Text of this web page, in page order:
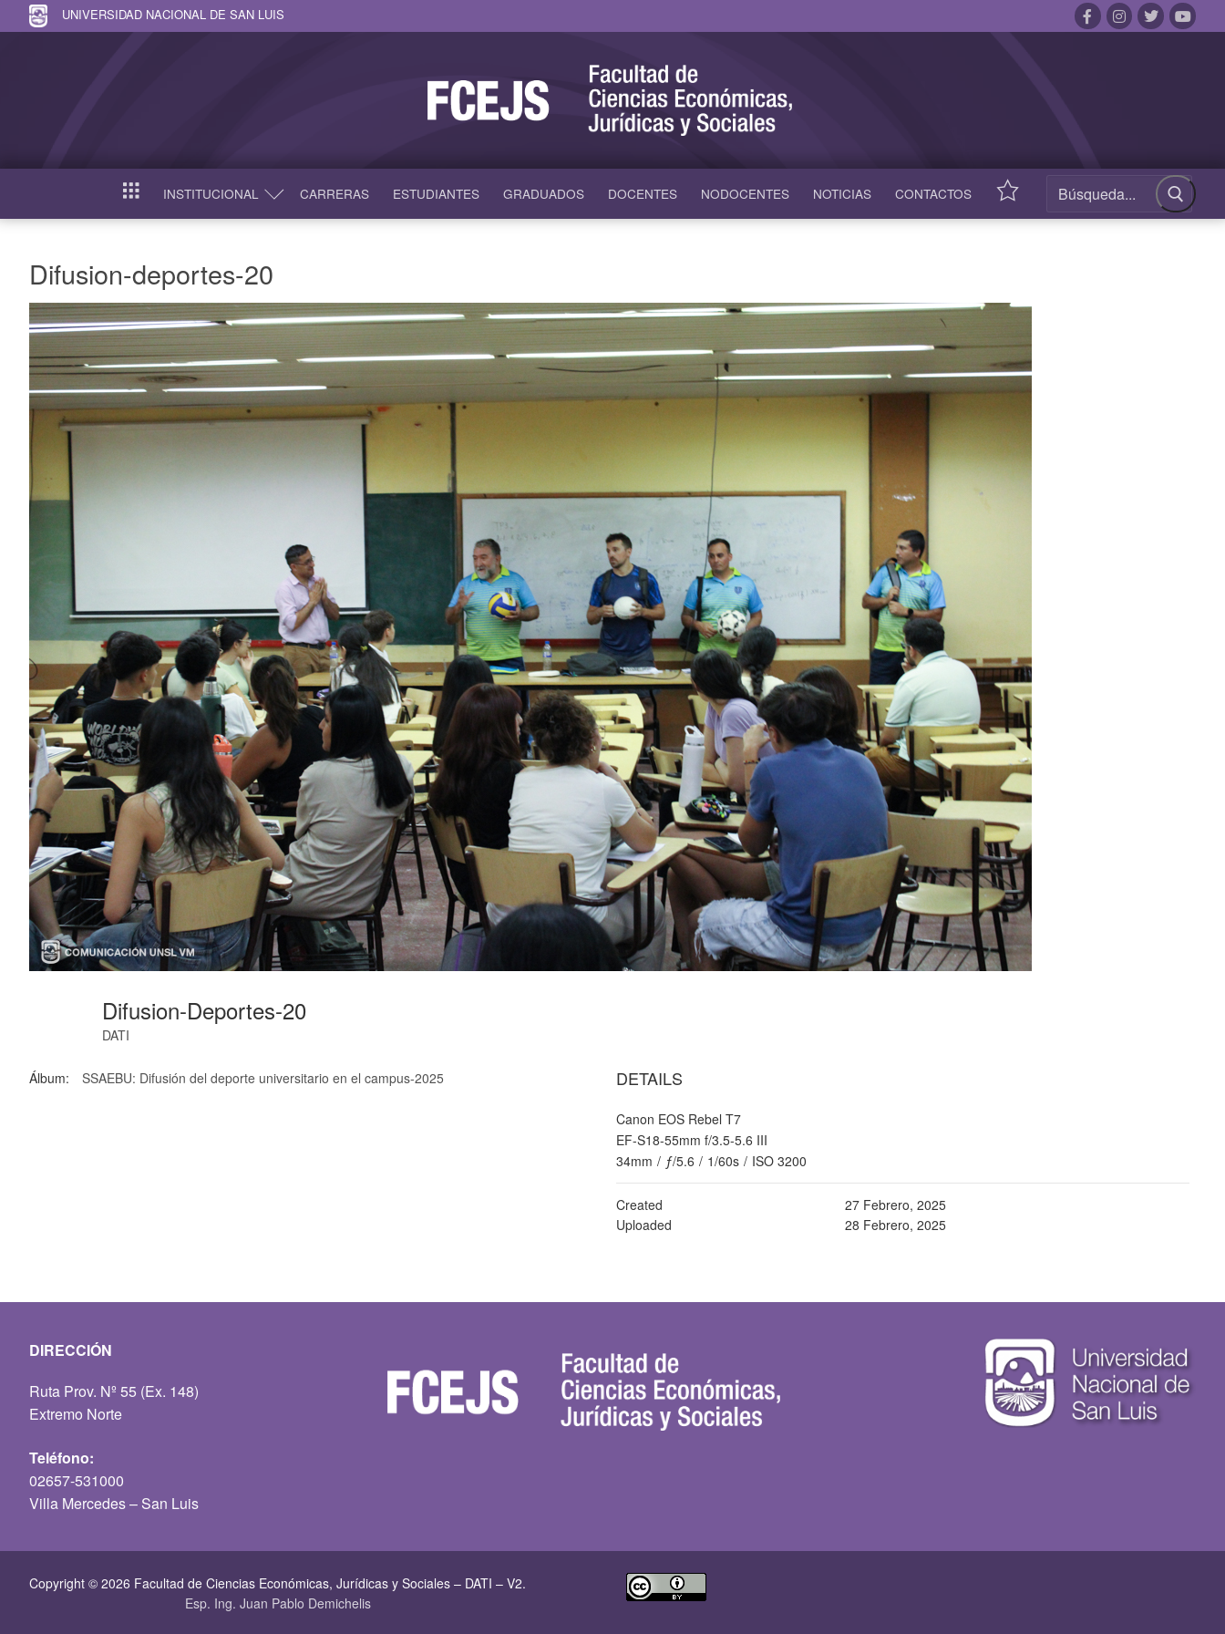
UNIVERSIDAD NACIONAL DE SAN LUIS
INICIO INSTITUCIONAL CARRERAS ESTUDIANTES GRADUADOS DOCENTES NODOCENTES NOTICIAS CONTACTOS ACCESOS
Difusion-deportes-20
Difusion-Deportes-20
DATI
Álbum: SSAEBU: Difusión del deporte universitario en el campus-2025 DETAILS
Canon EOS Rebel T7
EF-S18-55mm f/3.5-5.6 III
34mm / ƒ/5.6 / 1/60s / ISO 3200
Created
27 Febrero, 2025
Uploaded
28 Febrero, 2025
DIRECCIÓN
Ruta Prov. Nº 55 (Ex. 148)
Extremo Norte
Teléfono:
02657-531000
Villa Mercedes – San Luis
Copyright © 2026 Facultad de Ciencias Económicas, Jurí­dicas y Sociales – DATI – V2.
Esp. Ing. Juan Pablo Demichelis